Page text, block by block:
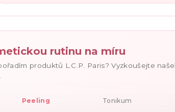
sezásadami ochrany osobních údajů.
rutinu na míru
produktů L.C.P. Paris? Vyzkoušejte
Peeling Tonikum